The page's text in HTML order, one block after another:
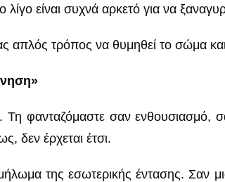
είναι συχνά αρκετό για να
απλός τρόπος να θυμηθεί το σώμα
φανταζόμαστε σαν ενθουσιασμό,
δεν έρχεται έτσι.
της εσωτερικής έντασης. Σαν